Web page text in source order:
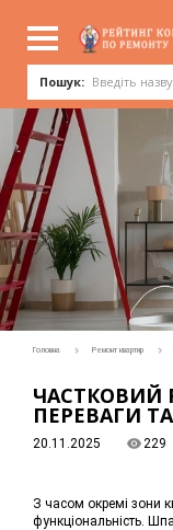
Пошук:
Головна Ремонт квартир
ЧАСТКОВИЙ
ПЕРЕВАГИ
20.11.2025 229
З часом окремі зони
функціональність.